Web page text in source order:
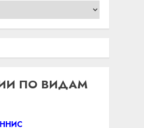
ПО ВИДАМ